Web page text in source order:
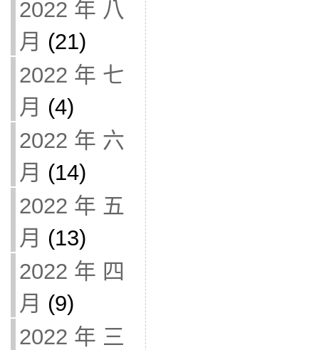
2022 年 八
月 (21)
2022 年 七
月 (4)
2022 年 六
月 (14)
2022 年 五
月 (13)
2022 年 四
月 (9)
2022 年 三